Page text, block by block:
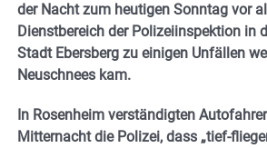
der Nacht zum heutigen Sonntag vor
Dienstbereich der Polizeiinspektion in
Stadt Ebersberg zu einigen Unfällen
Neuschnees kam.
In Rosenheim verständigten
Mitternacht die Polizei, dass „tief-